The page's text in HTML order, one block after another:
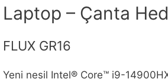
Laptop – Çanta
FLUX GR16
Yeni nesil Intel® Core™ i9-